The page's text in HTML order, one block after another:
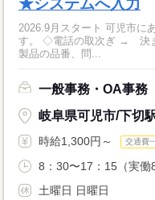
★システムへ入力
2026.9月スタート 可児市にある企業での カンタン事務のお仕事で
す。 ◇電話の取次ぎ → 決まった項目のヒアリングをします 社名、
製品の品番、問...
一般事務・OA事務
岐阜県可児市/下切
時給1,300円～ 交通費
8：30〜17：15（実働
土曜日 日曜日